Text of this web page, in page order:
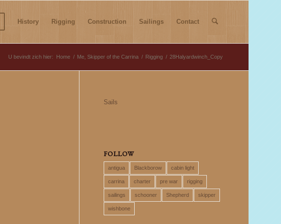
History Rigging Construction Sailings Contact
U bevindt zich hier: Home / Me, Skipper of the Carrina / Rigging / 28Halyardwinch_Copy
Sails
FOLLOW
antigua Blackborow cabin light
carrina charter pre war rigging
sailings schooner Shepherd skipper
wishbone